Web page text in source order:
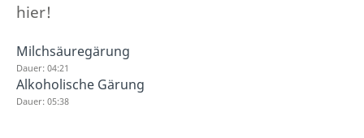
hier!
Milchsäuregärung
Dauer: 04:21
Alkoholische Gärung
Dauer: 05:38